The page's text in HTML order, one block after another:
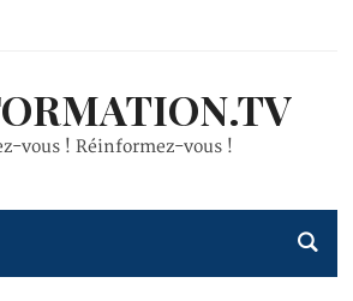
vous ! Réinformez-vous !